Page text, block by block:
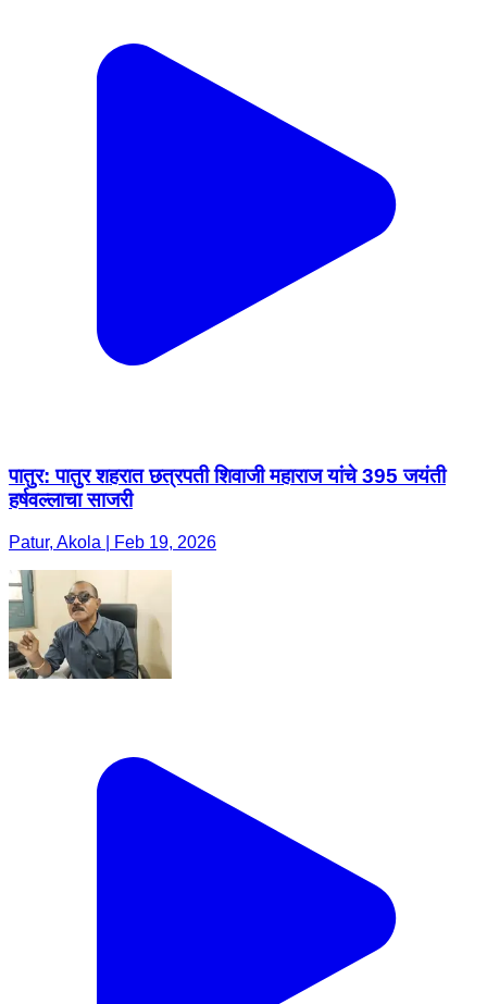
पातुर: पातुर शहरात छत्रपती शिवाजी महाराज यांचे 395 जयंती
हर्षवल्लाचा साजरी
Patur, Akola | Feb 19, 2026